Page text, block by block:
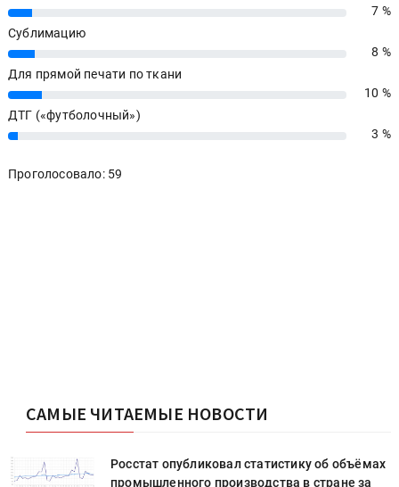
7%
7 %
Сублимацию
8%
8 %
Для прямой печати по ткани
10%
10 %
ДТГ («футболочный»)
3% 3 %
Проголосовало: 59
САМЫЕ ЧИТАЕМЫЕ НОВОСТИ
Росстат опубликовал статистику об объёмах
промышленного производства в стране за